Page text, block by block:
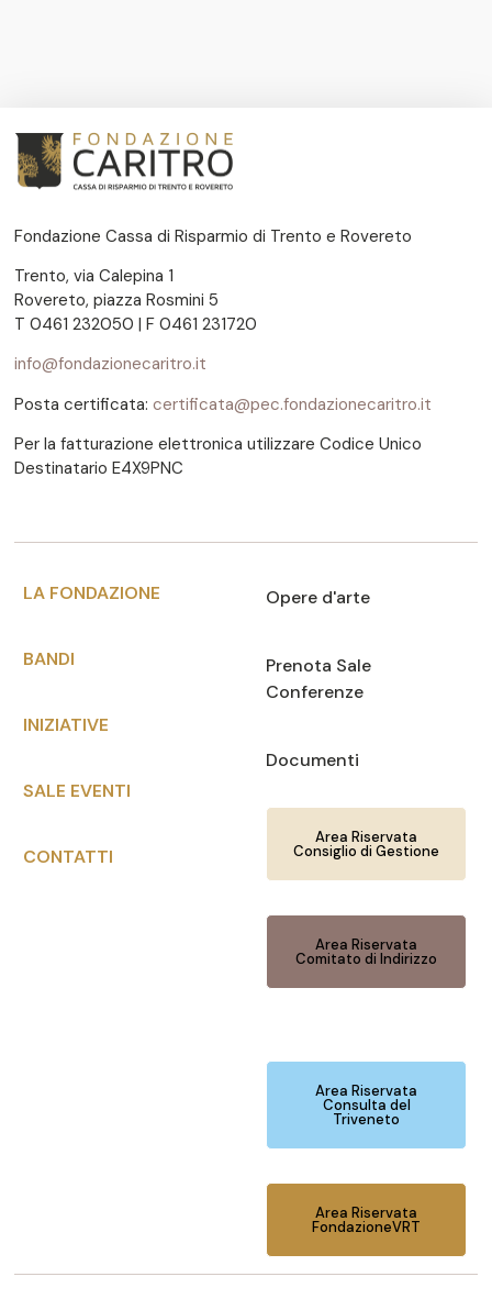
Fondazione Cassa di Risparmio di Trento e Rovereto
Trento, via Calepina 1
Rovereto, piazza Rosmini 5
T 0461 232050 | F 0461 231720
info@fondazionecaritro.it
Posta certificata: certificata@pec.fondazionecaritro.it
Per la fatturazione elettronica utilizzare Codice Unico
Destinatario E4X9PNC
LA FONDAZIONE
BANDI
INIZIATIVE
SALE EVENTI
CONTATTI
Opere d'arte
Prenota Sale
Conferenze
Documenti
Area Riservata
Consiglio di Gestione
Area Riservata
Comitato di Indirizzo
Area Riservata
Consulta del
Triveneto
Area Riservata
FondazioneVRT